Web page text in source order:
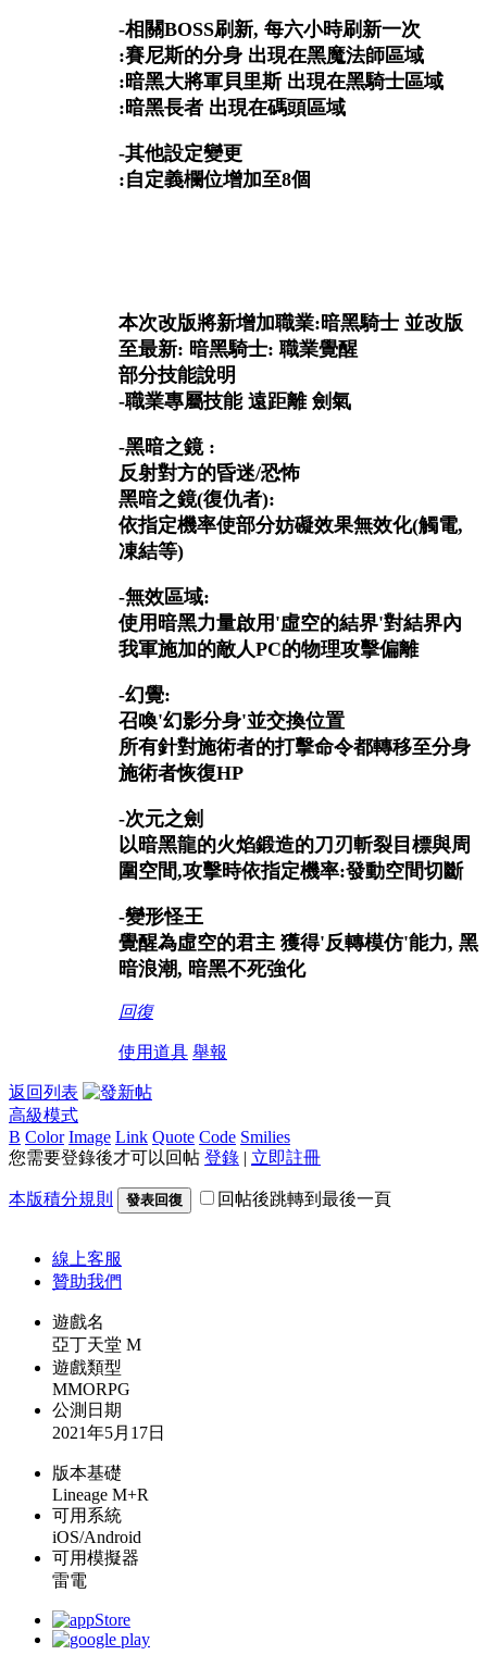
-相關BOSS刷新, 每六小時刷新一次
:賽尼斯的分身 出現在黑魔法師區域
:暗黑大將軍貝里斯 出現在黑騎士區域
:暗黑長者 出現在碼頭區域
-其他設定變更
:自定義欄位增加至8個
本次改版將新增加職業:暗黑騎士 並改版
至最新: 暗黑騎士: 職業覺醒
部分技能說明
-職業專屬技能 遠距離 劍氣
-黑暗之鏡 :
反射對方的昏迷/恐怖
黑暗之鏡(復仇者):
依指定機率使部分妨礙效果無效化(觸電,
凍結等)
-無效區域:
使用暗黑力量啟用'虛空的結界'對結界內
我軍施加的敵人PC的物理攻擊偏離
-幻覺:
召喚'幻影分身'並交換位置
所有針對施術者的打擊命令都轉移至分身
施術者恢復HP
-次元之劍
以暗黑龍的火焰鍛造的刀刃斬裂目標與周
圍空間,攻擊時依指定機率:發動空間切斷
-變形怪王
覺醒為虛空的君主 獲得'反轉模仿'能力, 黑
暗浪潮, 暗黑不死強化
回復
使用道具 舉報
返回列表
高級模式
B Color Image Link Quote Code Smilies
您需要登錄後才可以回帖 登錄 | 立即註冊
本版積分規則 發表回復 回帖後跳轉到最後一頁
線上客服
贊助我們
遊戲名
亞丁天堂 M
遊戲類型
MMORPG
公測日期
2021年5月17日
版本基礎
Lineage M+R
可用系統
iOS/Android
可用模擬器
雷電